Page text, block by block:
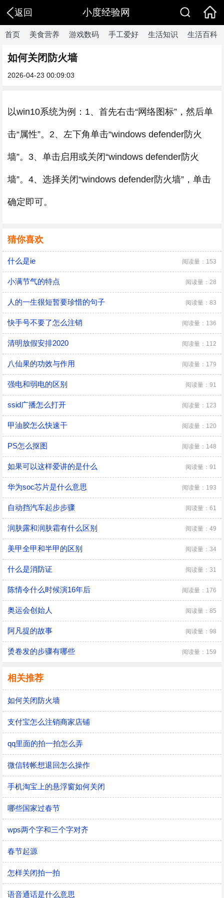
返回 小度经验网
首页 美食营养 游戏数码 手工爱好 生活知识 生活百科
如何关闭防火墙
2026-04-23 00:09:03
以win10系统为例：1、首先右击“网络图标”，然后单
击“属性”。2、左下角单击“windows defender防火
墙”。3、单击启用或关闭“windows defender防火
墙”。4、选择关闭“windows defender防火墙”，单击
确定即可。
猜你喜欢
什么是ie 阅读量：153
小满节气的特点 阅读量：28
人的一生很短暂要珍惜的句子 阅读量：83
快手号不要了怎么注销 阅读量：136
清明放假安排2020 阅读量：112
八仙果的功效与作用 阅读量：179
强电和弱电的区别 阅读量：91
ssid广播怎么打开 阅读量：123
甲油胶怎么快速干 阅读量：120
PS怎么抠图 阅读量：148
如果可以这样爱讲的是什么 阅读量：91
华为soc芯片是什么意思 阅读量：193
自动挡汽车起步步骤 阅读量：61
润肤露和润肤霜有什么区别 阅读量：49
美甲全甲和半甲的区别 阅读量：34
什么是消防证 阅读量：31
陈情令什么时候演16年后 阅读量：176
奥运会创始人 阅读量：85
阿凡提的故事 阅读量：98
烫卷发的步骤有哪些 阅读量：159
相关推荐
如何关闭防火墙
支付宝怎么注销商家店铺
qq里面的拍一拍怎么弄
微信转帐想退回怎么操作
手机淘宝上的悬浮窗如何关闭
哪些国家过春节
wps两个字和三个字对齐
春节起源
怎样关闭拍一拍
语音通话是什么意思